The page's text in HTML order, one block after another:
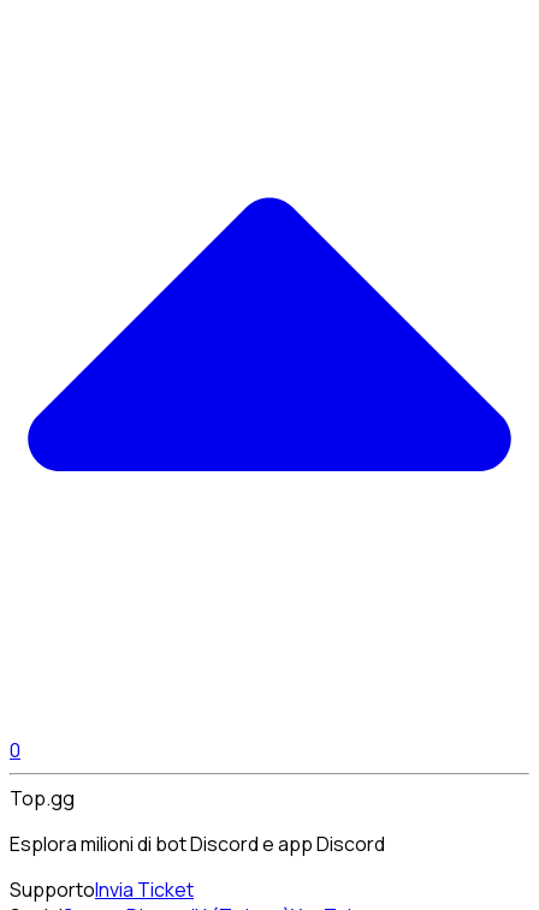
0
Top.gg
Esplora milioni di bot Discord e app Discord
SupportoInvia Ticket